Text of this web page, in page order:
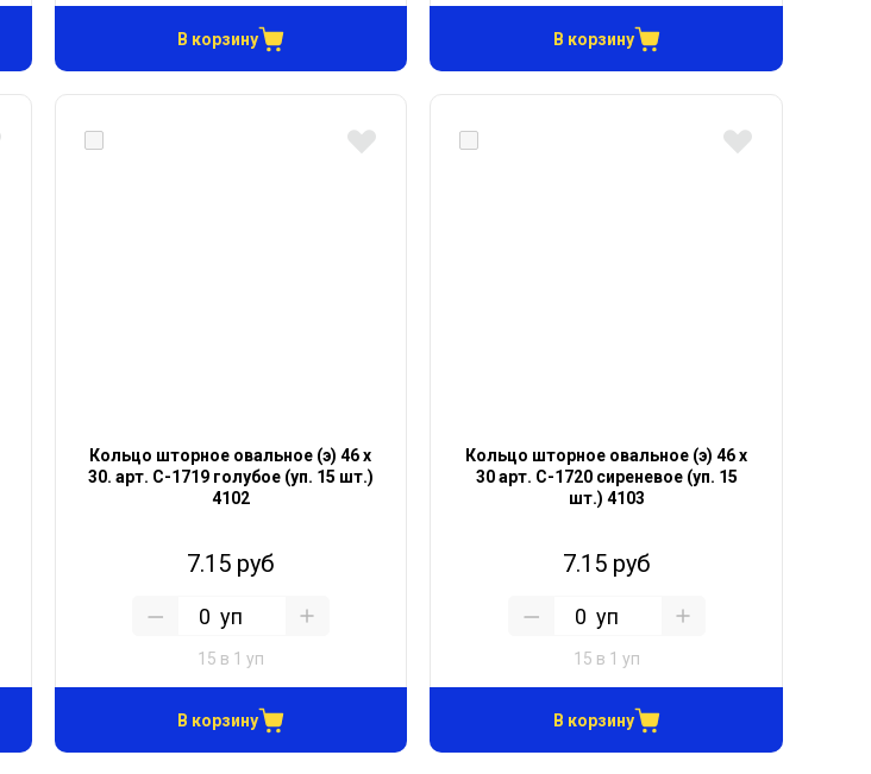
В корзину В корзину
Кольцо шторное овальное (э) 46 х
30. арт. С-1719 голубое (уп. 15 шт.)
4102
7.15 руб
уп
15 в 1 уп
В корзину
Кольцо шторное овальное (э) 46 х
30 арт. С-1720 сиреневое (уп. 15
шт.) 4103
7.15 руб
уп
15 в 1 уп
В корзину